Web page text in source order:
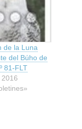
de la Luna
del Búho de
81-FLT